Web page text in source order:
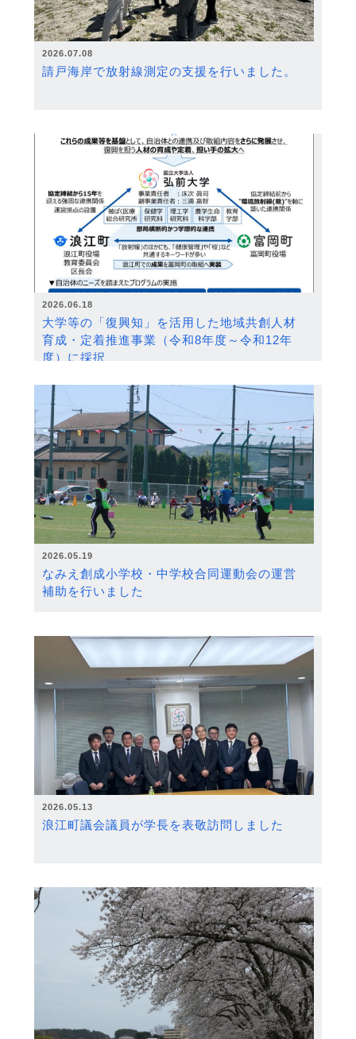
2026.07.08
請戸海岸で放射線測定の支援を行いました。
2026.06.18
大学等の「復興知」を活用した地域共創人材
育成・定着推進事業（令和8年度～令和12年
度）に採択
2026.05.19
なみえ創成小学校・中学校合同運動会の運営
補助を行いました
2026.05.13
浪江町議会議員が学長を表敬訪問しました